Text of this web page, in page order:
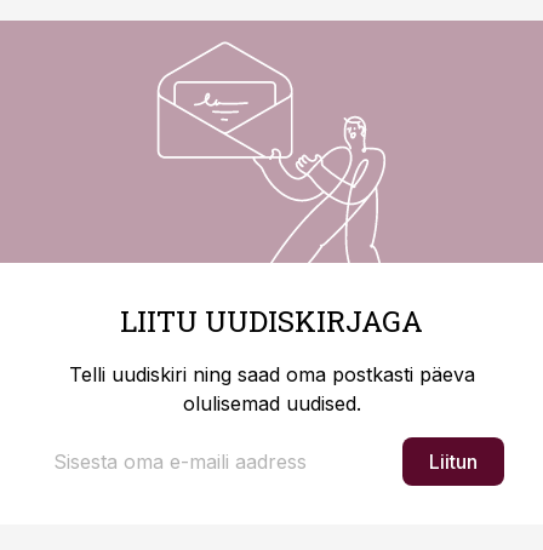
LIITU UUDISKIRJAGA
Telli uudiskiri ning saad oma postkasti päeva
olulisemad uudised.
Liitun